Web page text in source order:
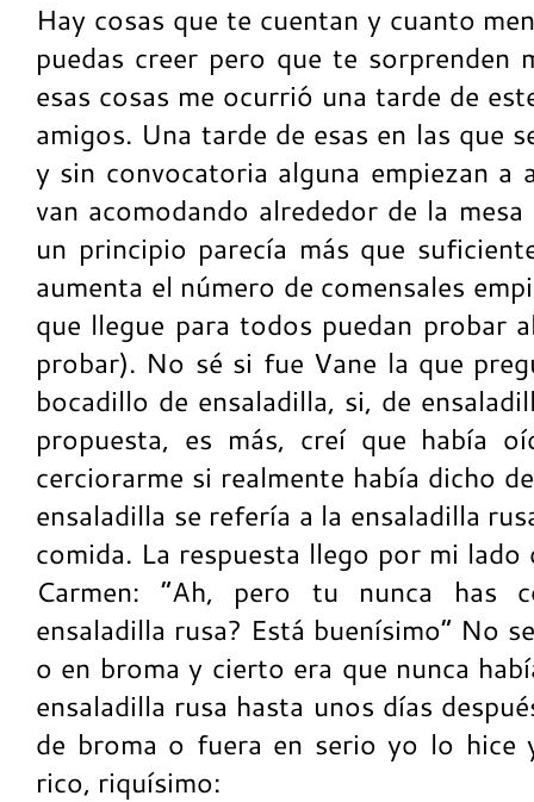
Hay cosas que te cuentan y cuanto
puedas creer pero que te sorprenden
esas cosas me ocurrió una tarde de
amigos. Una tarde de esas en las que
y sin convocatoria alguna empiezan a
van acomodando alrededor de la
un principio parecía más que
aumenta el número de comensales
que llegue para todos puedan probar
probar). No sé si fue Vane la que
bocadillo de ensaladilla, si, de
propuesta, es más, creí que había
cerciorarme si realmente había dicho
ensaladilla se refería a la ensaladilla
comida. La respuesta llego por mi lado
Carmen: “Ah, pero tu nunca has
ensaladilla rusa? Está buenísimo” No
o en broma y cierto era que nunca
ensaladilla rusa hasta unos días
de broma o fuera en serio yo lo hice
rico, riquísimo: